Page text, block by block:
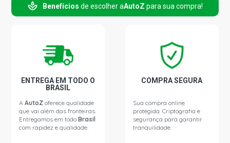
Benefícios de escolher aAutoZ para sua compra!
ENTREGA EM TODO O
BRASIL
AAutoZ oferece qualidade
que vai além das fronteiras.
Entregamos em todoBrasil
com rapidez e qualidade.
COMPRA SEGURA
Sua compra online
protegida. Criptografia e
segurança para garantir
tranquilidade.